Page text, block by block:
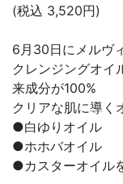
(税込 3,520円)
6月30日にメルヴ
クレンジングオイ
来成分が100%
クリアな肌に導く
●白ゆりオイル
●ホホバオイル
●カスターオイル